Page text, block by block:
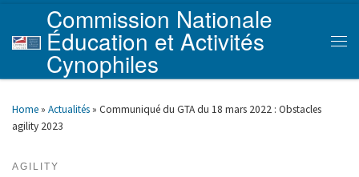
Skip to content
Commission Nationale
Éducation et Activités
Cynophiles
Home » Actualités » Communiqué du GTA du 18 mars 2022 : Obstacles
agility 2023
AGILITY